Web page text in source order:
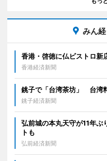
みん
香港・啓徳に仏ビストロ
香港経済新聞
銚子で「台湾茶坊」 台湾
銚子経済新聞
弘前城の本丸天守が11年
トも
弘前経済新聞